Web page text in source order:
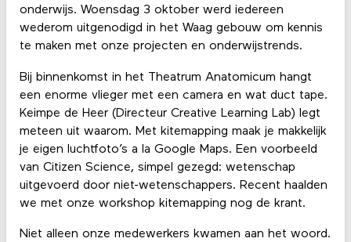
onderwijs. Woensdag 3 oktober werd iedereen
wederom uitgenodigd in het Waag gebouw om kennis
te maken met onze projecten en onderwijstrends.
Bij binnenkomst in het Theatrum Anatomicum hangt
een enorme vlieger met een camera en wat duct tape.
Keimpe de Heer (Directeur Creative Learning Lab) legt
meteen uit waarom. Met kitemapping maak je makkelijk
je eigen luchtfoto’s a la Google Maps. Een voorbeeld
van Citizen Science, simpel gezegd: wetenschap
uitgevoerd door niet-wetenschappers. Recent haalden
we met onze workshop kitemapping nog de krant.
Niet alleen onze medewerkers kwamen aan het woord.